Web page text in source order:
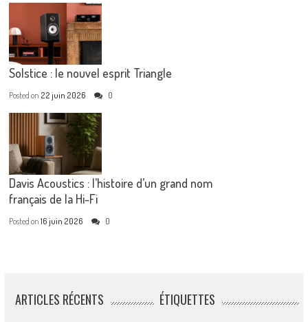
Solstice : le nouvel esprit Triangle
Posted on 22 juin 2026 0
Davis Acoustics : l’histoire d’un grand nom
français de la Hi-Fi
Posted on16 juin 2026 0
ARTICLES RÉCENTS ÉTIQUETTES